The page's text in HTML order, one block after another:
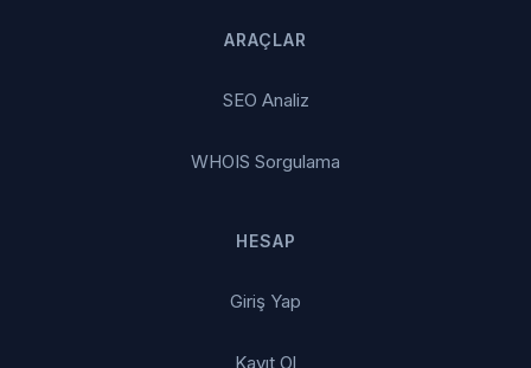
ARAÇLAR
SEO Analiz
WHOIS Sorgulama
HESAP
Giriş Yap
Kayıt Ol